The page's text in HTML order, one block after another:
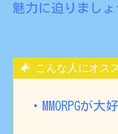
魅力に迫りましょ
こんな人にオス
・MMORPGが大